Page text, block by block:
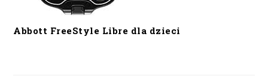
Abbott FreeStyle Libre dla dzieci